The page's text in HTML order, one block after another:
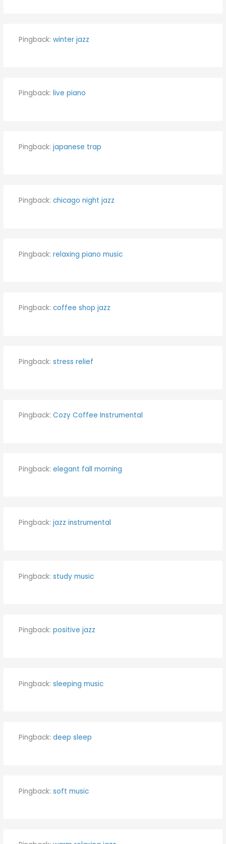
Pingback: winter jazz
Pingback: live piano
Pingback: japanese trap
Pingback: chicago night jazz
Pingback: relaxing piano music
Pingback: coffee shop jazz
Pingback: stress relief
Pingback: Cozy Coffee Instrumental
Pingback: elegant fall morning
Pingback: jazz instrumental
Pingback: study music
Pingback: positive jazz
Pingback: sleeping music
Pingback: deep sleep
Pingback: soft music